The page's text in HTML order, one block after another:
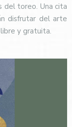
del toreo. Una cita
disfrutar del arte
y gratuita.